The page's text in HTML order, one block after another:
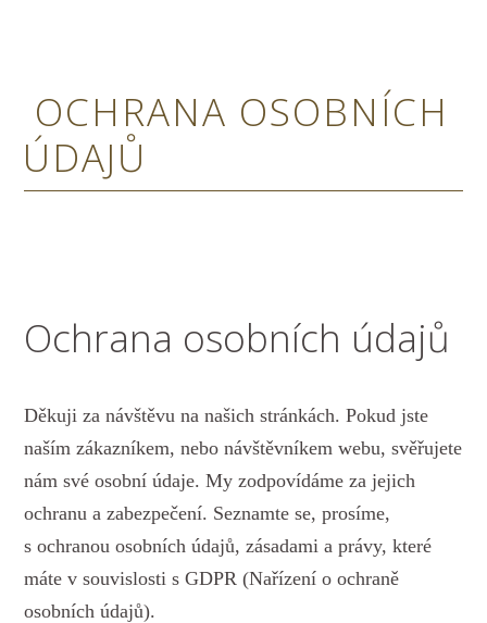
OCHRANA OSOBNÍCH
ÚDAJŮ
Ochrana osobních údajů
Děkuji za návštěvu na našich stránkách. Pokud jste
naším zákazníkem, nebo návštěvníkem webu, svěřujete
nám své osobní údaje. My zodpovídáme za jejich
ochranu a zabezpečení. Seznamte se, prosíme,
s ochranou osobních údajů, zásadami a právy, které
máte v souvislosti s GDPR (Nařízení o ochraně
osobních údajů).